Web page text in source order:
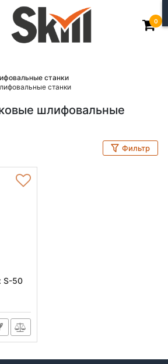
0
станки
станки
шлифовальные
Фильтр
S-50